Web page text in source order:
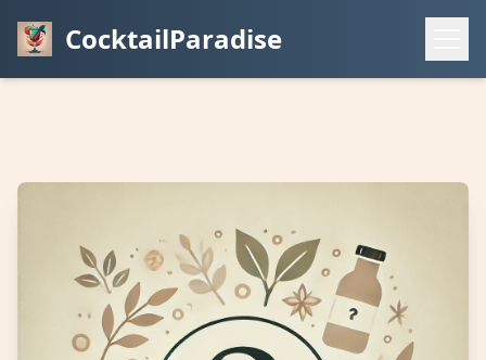
CocktailParadise